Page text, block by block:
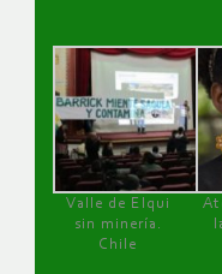
Valle de Elqui
sin minería.
Chile